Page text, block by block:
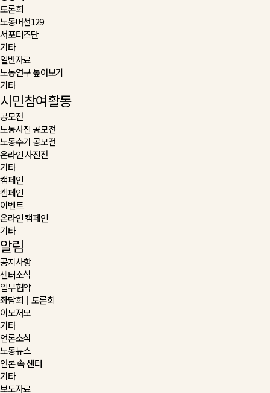
토론회
노동머선129
서포터즈단
기타
일반자료
노동연구 톺아보기
기타
시민참여활동
공모전
노동사진 공모전
노동수기 공모전
온라인 사진전
기타
캠페인
캠페인
이벤트
온라인 캠페인
기타
알림
공지사항
센터소식
업무협약
좌담회｜토론회
이모저모
기타
언론소식
노동뉴스
언론 속 센터
기타
보도자료